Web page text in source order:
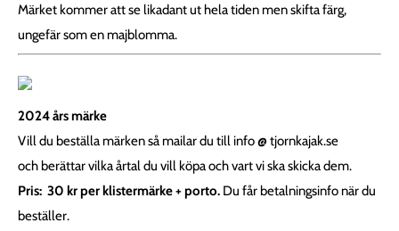
Märket kommer att se likadant ut hela tiden men skifta färg,
ungefär som en majblomma.
2024 års märke
Vill du beställa märken så mailar du till info @ tjornkajak.se
och berättar vilka årtal du vill köpa och vart vi ska skicka dem.
Pris: 30 kr per klistermärke + porto. Du får betalningsinfo när du
beställer.